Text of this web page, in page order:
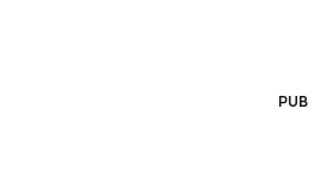
PUB